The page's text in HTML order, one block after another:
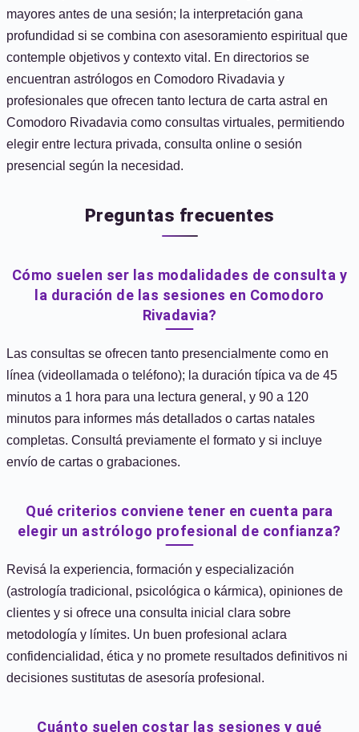
mayores antes de una sesión; la interpretación gana
profundidad si se combina con asesoramiento espiritual que
contemple objetivos y contexto vital. En directorios se
encuentran astrólogos en Comodoro Rivadavia y
profesionales que ofrecen tanto lectura de carta astral en
Comodoro Rivadavia como consultas virtuales, permitiendo
elegir entre lectura privada, consulta online o sesión
presencial según la necesidad.
Preguntas frecuentes
Cómo suelen ser las modalidades de consulta y
la duración de las sesiones en Comodoro
Rivadavia?
Las consultas se ofrecen tanto presencialmente como en
línea (videollamada o teléfono); la duración típica va de 45
minutos a 1 hora para una lectura general, y 90 a 120
minutos para informes más detallados o cartas natales
completas. Consultá previamente el formato y si incluye
envío de cartas o grabaciones.
Qué criterios conviene tener en cuenta para
elegir un astrólogo profesional de confianza?
Revisá la experiencia, formación y especialización
(astrología tradicional, psicológica o kármica), opiniones de
clientes y si ofrece una consulta inicial clara sobre
metodología y límites. Un buen profesional aclara
confidencialidad, ética y no promete resultados definitivos ni
decisiones sustitutas de asesoría profesional.
Cuánto suelen costar las sesiones y qué